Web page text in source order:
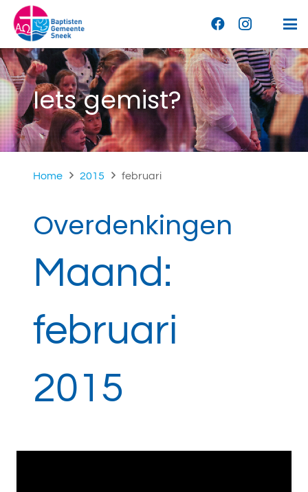
Iets gemist?
Home 2015 februari
Overdenkingen
Maand:
februari
2015